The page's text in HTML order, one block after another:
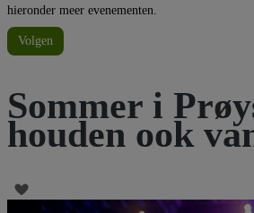
hieronder meer evenementen.
Volgen
Sommer i
houden ook